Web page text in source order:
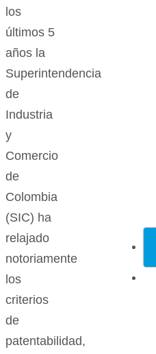
los
últimos 5
años la
Superintendencia
de
Industria
y
Comercio
de
Colombia
(SIC) ha
relajado
notoriamente
los
criterios
de
patentabilidad,